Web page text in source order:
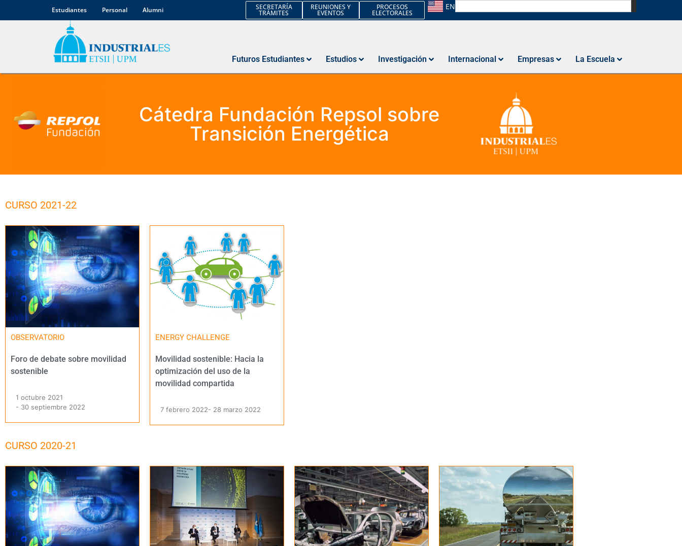
Estudiantes Personal Alumni SECRETARÍA
TRÁMITES
REUNIONES Y
EVENTOS
PROCESOS
ELECTORALES
EN
Futuros Estudiantes Estudios Investigación Internacional Empresas La Escuela
Cátedra Fundación Repsol sobre
Transición Energética
CURSO 2021-22
OBSERVATORIO
Foro de debate sobre movilidad
sostenible
1 octubre 2021
- 30 septiembre 2022
ENERGY CHALLENGE
Movilidad sostenible: Hacia la
optimización del uso de la
movilidad compartida
7 febrero 2022- 28 marzo 2022
CURSO 2020-21